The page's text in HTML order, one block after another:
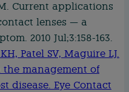
Current applications
lenses — a
2010 Jul;3:158-163.
Patel SV, Maguire LJ.
the management of
disease. Eye Contact